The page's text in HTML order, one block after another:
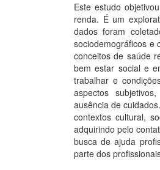
Este estudo
renda. É um
dados foram
sociodemográficos e
conceitos de saúde
bem estar social e
trabalhar e
aspectos
ausência de
contextos cultural,
adquirindo pelo
busca de ajuda
parte dos